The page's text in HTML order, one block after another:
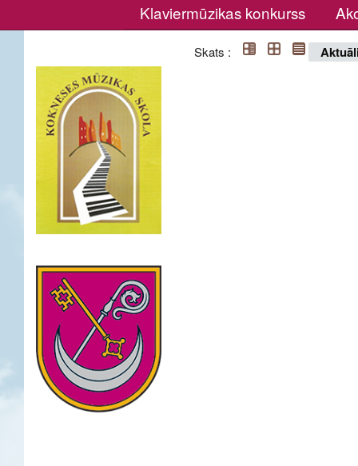
Klaviermūzikas konkurss
Skats :